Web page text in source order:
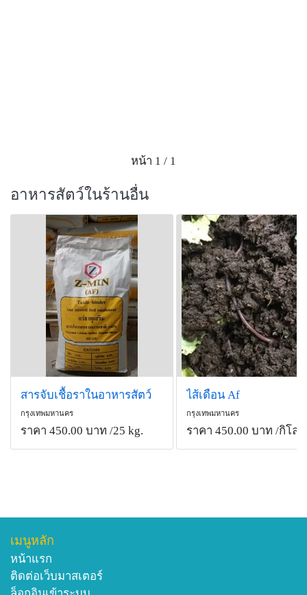
หน้า 1 / 1
อาหารสัตว์ในร้านอื่น
สารจับเชื้อราในอาหารสัตว์
กรุงเทพมหานคร
ราคา 450.00 บาท /25 kg.
ไส้เดือน Af
กรุงเทพมหานคร
ราคา 450.00 บาท /กิโล
เมนูหลัก
หน้าแรก
ติดต่อเว็บมาสเตอร์